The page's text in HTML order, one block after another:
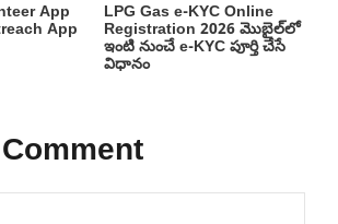
App
App
LPG Gas e-KYC Online
Registration 2026 మొబైల్‌లో
ఇంటి నుంచే e-KYC పూర్తి చేసే
విధానం